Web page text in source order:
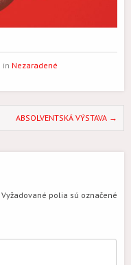
in Nezaradené
ABSOLVENTSKÁ VÝSTAVA →
Vyžadované polia sú označené